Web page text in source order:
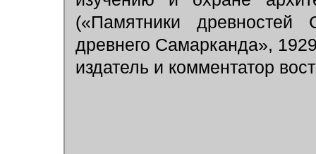
(«Памятники древностей
древнего Самарканда»,
издатель и комментатор